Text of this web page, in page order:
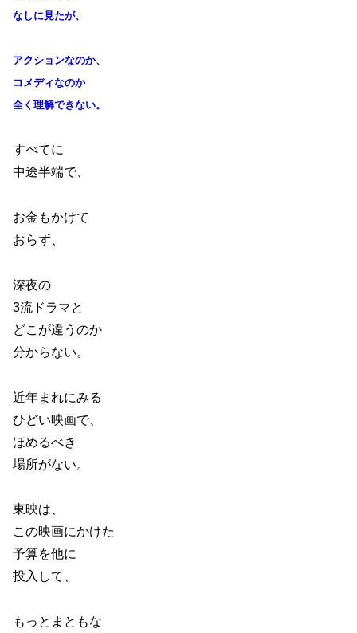
なしに見たが、
アクションなのか、
コメディなのか
全く理解できない。
すべてに
中途半端で、
お金もかけて
おらず、
深夜の
3流ドラマと
どこが違うのか
分からない。
近年まれにみる
ひどい映画で、
ほめるべき
場所がない。
東映は、
この映画にかけた
予算を他に
投入して、
もっとまともな